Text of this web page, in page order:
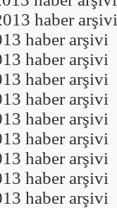
haber arşivi
haber arşivi
haber arşivi
haber arşivi
haber arşivi
haber arşivi
haber arşivi
haber arşivi
haber arşivi
haber arşivi